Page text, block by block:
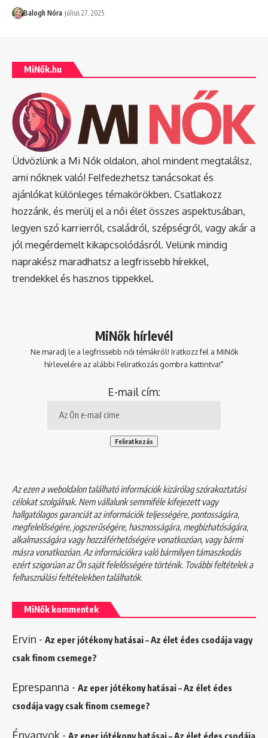
Balogh Nóra július 27, 2025
MiNők.hu
Üdvözlünk a Mi Nők oldalon, ahol mindent megtalálsz,
ami nőknek való! Felfedezhetsz tanácsokat és
ajánlókat különleges témakörökben. Csatlakozz
hozzánk, és merülj el a női élet összes aspektusában,
legyen szó karrierről, családról, szépségről, vagy akár a
jól megérdemelt kikapcsolódásról. Velünk mindig
naprakész maradhatsz a legfrissebb hírekkel,
trendekkel és hasznos tippekkel.
MiNők hírlevél
Ne maradj le a legfrissebb női témákról! Iratkozz fel a MiNők
hírlevelére az alábbi Feliratkozás gombra kattintva!"
E-mail cím:
Az ezen a weboldalon található információk kizárólag szórakoztatási
célokat szolgálnak. Nem vállalunk semmiféle kifejezett vagy
hallgatólagos garanciát az információk teljességére, pontosságára,
megfelelőségére, jogszerűségére, hasznosságára, megbízhatóságára,
alkalmasságára vagy hozzáférhetőségére vonatkozóan, vagy bármi
másra vonatkozóan. Az információkra való bármilyen támaszkodás
ezért szigorúan az Ön saját felelősségére történik. További feltételek a
felhasználási feltételekbentalálhatók.
MiNők kommentek
Ervin - Az eper jótékony hatásai – Az élet édes csodája vagy
csak finom csemege?
Eprespanna - Az eper jótékony hatásai – Az élet édes
csodája vagy csak finom csemege?
Énvagyok - Az eper jótékony hatásai – Az élet édes csodája